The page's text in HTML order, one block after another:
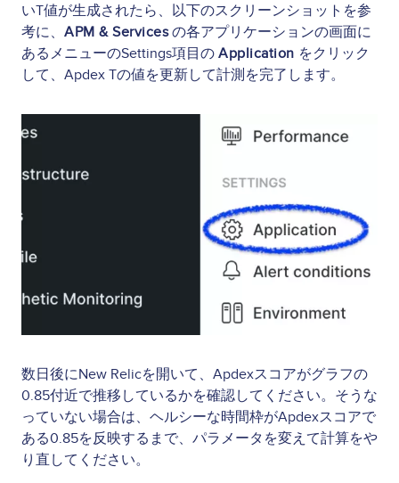
いT値が生成されたら、以下のスクリーンショットを参
考に、 APM & Servicesの各アプリケーションの画面に
あるメニューのSettings項目の Application をクリック
して、Apdex Tの値を更新して計測を完了します。
Image
数日後にNew Relicを開いて、Apdexスコアがグラフの
0.85付近で推移しているかを確認してください。そうな
っていない場合は、ヘルシーな時間枠がApdexスコアで
ある0.85を反映するまで、パラメータを変えて計算をや
り直してください。